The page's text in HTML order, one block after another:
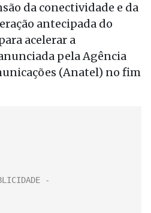
da conectividade e da
antecipada do
acelerar a
pela Agência
(Anatel) no fim